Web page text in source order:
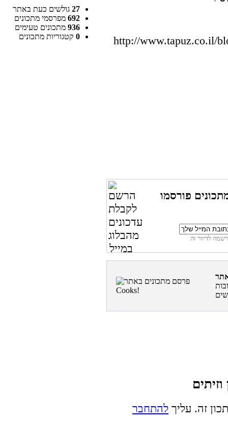
27 גולשים כעת באתר
692 מפרסמי מתכונים
936 מתכונים טעימים
0 קטגוריות מתכונים http://www.tapuz.co.il/
פורסמו
זה. עליך להתחבר